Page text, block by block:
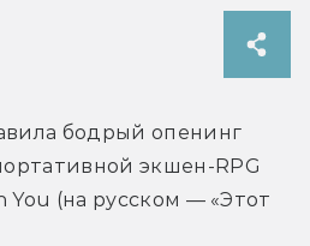
бодрый опенинг
экшен-RPG
You (на русском — «Этот